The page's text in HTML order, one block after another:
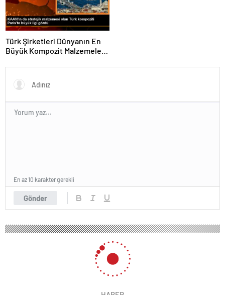
Türk Şirketleri Dünyanın En
Büyük Kompozit Malzemeler
Gönder
En az 10 karakter gerekli